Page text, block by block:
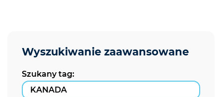
Szukany tag: